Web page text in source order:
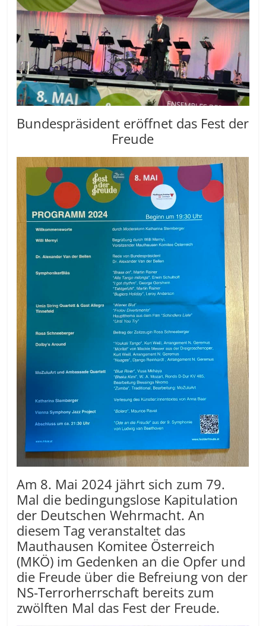
Bundespräsident eröffnet das Fest der
Freude
Am 8. Mai 2024 jährt sich zum 79.
Mal die bedingungslose Kapitulation
der Deutschen Wehrmacht. An
diesem Tag veranstaltet das
Mauthausen Komitee Österreich
(MKÖ) im Gedenken an die Opfer und
die Freude über die Befreiung von der
NS-Terrorherrschaft bereits zum
zwölften Mal das Fest der Freude.